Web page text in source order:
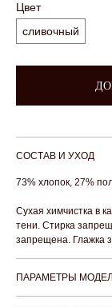
Цвет
сливочный
СОСТАВ И УХОД
73% хлопок, 27%
Сухая химчистка в
тени. Стирка
запрещена. Глажка
ПАРАМЕТРЫ